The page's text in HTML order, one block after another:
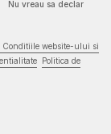
Nu vreau sa declar
Conditiile website-ului si
Politica de